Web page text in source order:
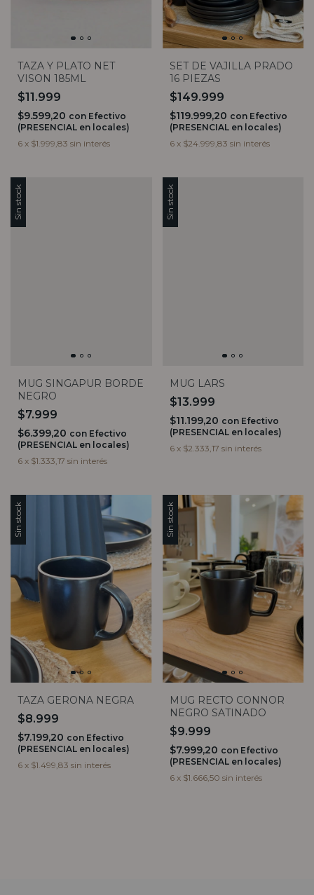
TAZA Y PLATO NET
VISON 185ML
$11.999
$9.599,20 con Efectivo
(PRESENCIAL en locales)
6 x $1.999,83 sin interés
SET DE VAJILLA PRADO
16 PIEZAS
$149.999
$119.999,20 con Efectivo
(PRESENCIAL en locales)
6 x $24.999,83 sin interés
Sin stock
MUG SINGAPUR BORDE
NEGRO
$7.999
$6.399,20 con Efectivo
(PRESENCIAL en locales)
6 x $1.333,17 sin interés
Sin stock
MUG LARS
$13.999
$11.199,20 con Efectivo
(PRESENCIAL en locales)
6 x $2.333,17 sin interés
Sin stock
TAZA GERONA NEGRA
$8.999
$7.199,20 con Efectivo
(PRESENCIAL en locales)
6 x $1.499,83 sin interés
Sin stock
MUG RECTO CONNOR
NEGRO SATINADO
$9.999
$7.999,20 con Efectivo
(PRESENCIAL en locales)
6 x $1.666,50 sin interés